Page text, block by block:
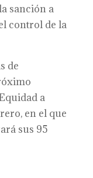
sanción a
control de la
de
a
en el que
sus 95